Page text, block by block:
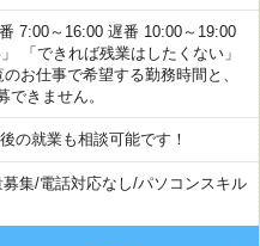
7:00～16:00 遅番 10:00～19:00
「できれば残業はしたくない」
お仕事で希望する勤務時間と、
きません。
の就業も相談可能です！
集/電話対応なし/パソコンスキル